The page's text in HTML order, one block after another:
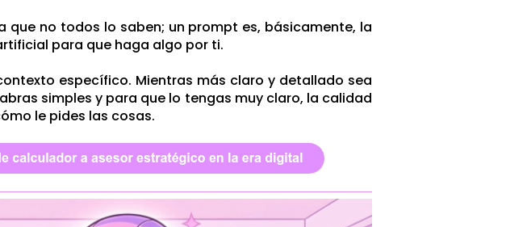
que no todos lo saben; un prompt es, básicamente, la
para que haga algo por ti.
específico. Mientras más claro y detallado sea
simples y para que lo tengas muy claro, la calidad
le pides las cosas.